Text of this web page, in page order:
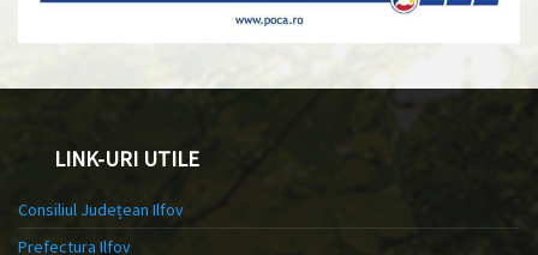
LINK-URI UTILE
Consiliul Județean Ilfov
Prefectura Ilfov